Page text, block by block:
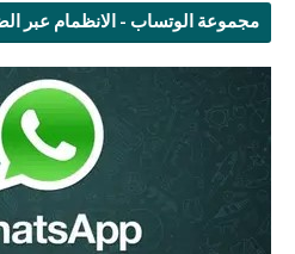
مجموعة الوتساب - الانظمام عبر